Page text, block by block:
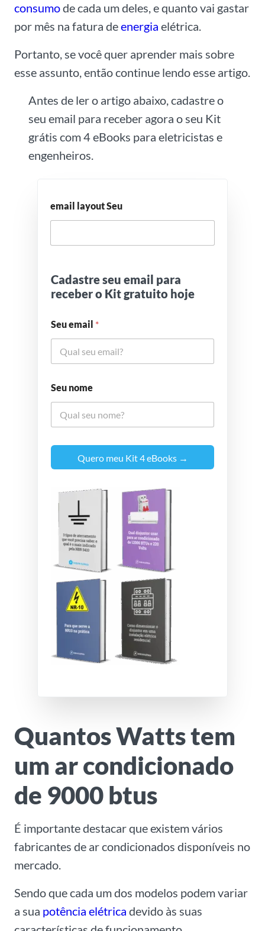
consumode cada um deles, e quanto vai gastar
por mês na fatura deenergia elétrica.
Portanto, se você quer aprender mais sobre
esse assunto, então continue lendo esse artigo.
Antes de ler o artigo abaixo, cadastre o
seu email para receber agora o seu Kit
grátis com 4 eBooks para eletricistas e
engenheiros.
email layout Seu
Cadastre seu email para
receber o Kit gratuito hoje
Seu email *
Seu nome
Quero meu Kit 4 eBooks →
Quantos Watts tem
um ar condicionado
de 9000 btus
É importante destacar que existem vários
fabricantes de ar condicionados disponíveis no
mercado.
Sendo que cada um dos modelos podem variar
a sua potência elétrica devido às suas